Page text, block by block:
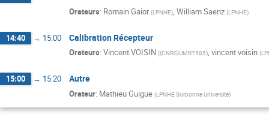
Orateurs: Romain Gaior (LPNHE) William Saenz (LPNHE)
14:40 → 15:00 Calibration Récepteur
Orateurs: Vincent VOISIN ({CNRS}UMR7585), vincent voisin (
15:00 → 15:20 Autre
Orateur: Mathieu Guigue (LPNHE Sorbonne Université)